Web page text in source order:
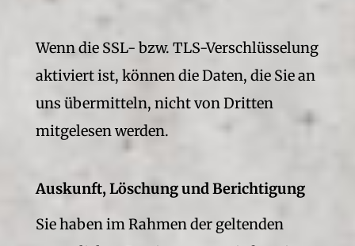
Wenn die SSL- bzw. TLS-Verschlüsselung
aktiviert ist, können die Daten, die Sie an
uns übermitteln, nicht von Dritten
mitgelesen werden.
Auskunft, Löschung und Berichtigung
Sie haben im Rahmen der geltenden